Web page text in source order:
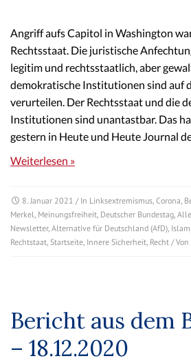
Angriff aufs Capitol in Washington
Rechtsstaat. Die juristische
legitim und rechtsstaatlich, aber
demokratische Institutionen sind auf
verurteilen. Der Rechtsstaat und die
Institutionen sind unantastbar. Das
gestern in Heute und Heute Journal
Weiterlesen »
8. Januar 2021 / In Linksextremismus Corona
Merkel Meinungsfreiheit Deutscher Bundestag
Newsletter, Alternative für Deutschland (AfD) Islam
Rechtstaat Startseite Innere Sicherheit Recht / Von
Bericht aus dem
– 18.12.2020